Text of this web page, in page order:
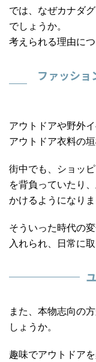
では、なぜカナダ
でしょうか。
考えられる理由に
ファッショ
アウトドアや野外
アウトドア衣料の
街中でも、ショッ
を背負っていたり
かけるようになりま
そういった時代の
入れられ、日常に
また、本物志向の
しょうか。
趣味でアウトドア